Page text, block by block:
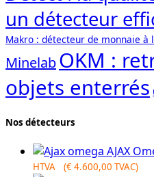
un détecteur
Makro : détecteur de monnaie à
MinelabOKM :
objets enterrés
Nos détecteurs
AJAX
HTVA (€4.600,00 TVAC)